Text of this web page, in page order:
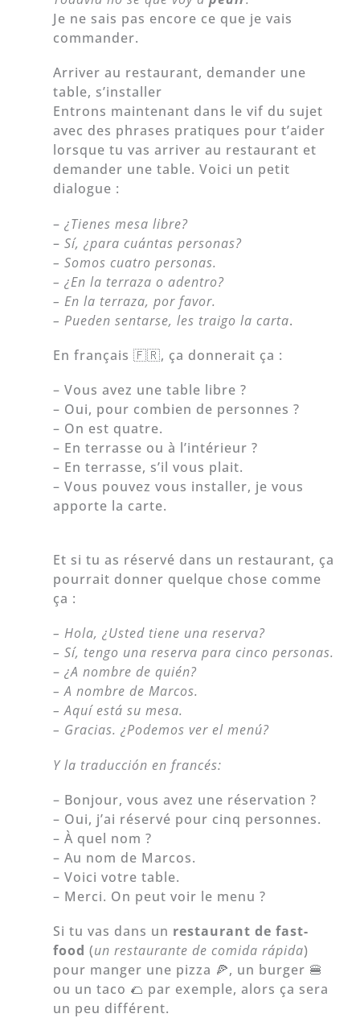
Je ne sais pas encore ce que je vais
commander.
Arriver au restaurant, demander une
table, s’installer
Entrons maintenant dans le vif du sujet
avec des phrases pratiques pour t’aider
lorsque tu vas arriver au restaurant et
demander une table. Voici un petit
dialogue :
–¿Tienes mesa libre?
–Sí,¿para cuántas personas?
– Somos cuatro personas.
–¿En la terraza o adentro?
– En la terraza, por favor.
– Pueden sentarse, les traigo la carta.
En français 🇫🇷, ça donnerait ça :
– Vous avez une table libre ?
– Oui, pour combien de personnes ?
– On est quatre.
– En terrasse ou à l’intérieur ?
– En terrasse, s’il vous plait.
– Vous pouvez vous installer, je vous
apporte la carte.
Et si tu as réservé dans un restaurant, ça
pourrait donner quelque chose comme
ça :
– Hola, ¿Usted tiene una reserva?
– Sí, tengo una reserva para cinco personas.
–¿A nombre de quién?
– A nombre de Marcos.
– Aquí está su mesa.
– Gracias. ¿Podemos ver el menú?
Y la traducción en francés:
– Bonjour, vous avez une réservation ?
– Oui, j’ai réservé pour cinq personnes.
– À quel nom ?
– Au nom de Marcos.
– Voici votre table.
– Merci. On peut voir le menu ?
Si tu vas dans un restaurant de fast-
food (un restaurante de comida rápida)
pour manger une pizza 🍕, un burger 🍔
ou un taco 🌮 par exemple, alors ça sera
un peu différent.